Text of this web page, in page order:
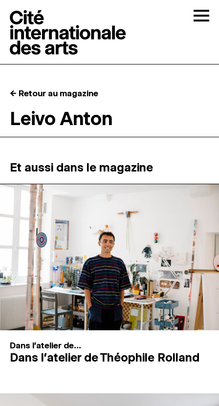
RÉSIDENCES ↓
ATELIERS OUVERTS
PROGRAMMATION
MAGAZINE
ESPACES DE PRATIQUE ARTISTIQUE ↓
Recherche
Connexion
← Retour au magazine
Leivo Anton
Et aussi dans le magazine
Dans l'atelier de...
Dans l’atelier de Théophile Rolland